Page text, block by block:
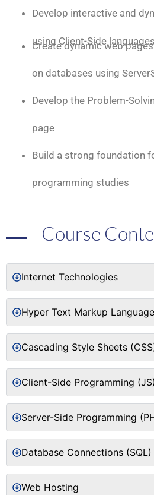
Develop interactive and
using Client-Side languages
Create dynamic web
on databases using
Develop the Problem-
page
Build a strong foundation
programming studies
Course
Internet Technologies
Hyper Text Markup
Cascading Style Sheets
Client-Side Programming (JS)
Server-Side Programming
Database Connections (SQL)
Web Hosting